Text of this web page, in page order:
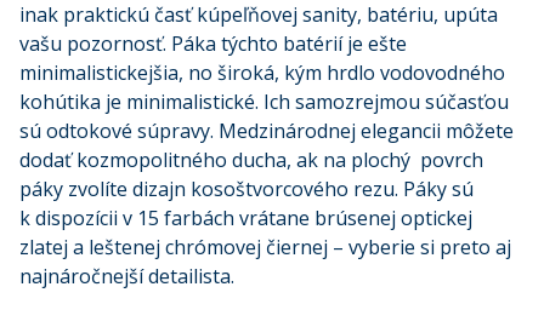
inak praktickú časť kúpeľňovej sanity, batériu, upúta
vašu pozornosť. Páka týchto batérií je ešte
minimalistickejšia, no široká, kým hrdlo vodovodného
kohútika je minimalistické. Ich samozrejmou súčasťou
sú odtokové súpravy. Medzinárodnej elegancii môžete
dodať kozmopolitného ducha, ak na plochý povrch
páky zvolíte dizajn kosoštvorcového rezu. Páky sú
k dispozícii v 15 farbách vrátane brúsenej optickej
zlatej a leštenej chrómovej čiernej – vyberie si preto aj
najnáročnejší detailista.